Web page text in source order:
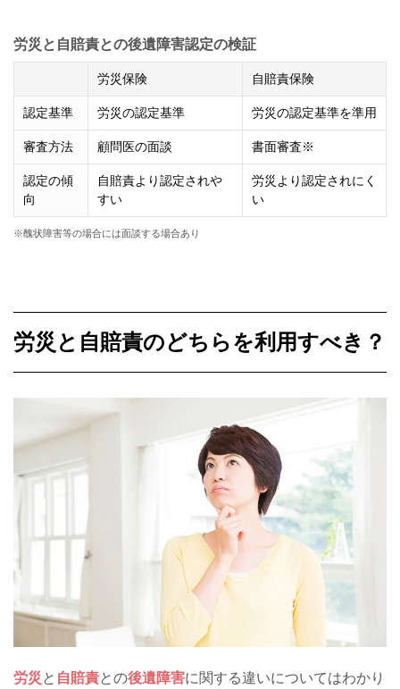
労災と自賠責との後遺障害認定の検証
労災保険 自賠責保険
認定基準 労災の認定基準 労災の認定基準を準用
審査方法 顧問医の面談 書面審査※
認定の傾
向
自賠責より認定されや
すい
労災より認定されにく
い
※醜状障害等の場合には面談する場合あり
労災と自賠責のどちらを利用すべき？
労災 と 自賠責との後遺障害に関する違いについてはわかり